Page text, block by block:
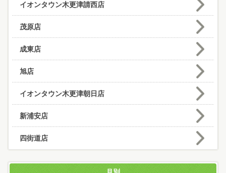
イオンタウン木更津請西店
茂原店
成東店
旭店
イオンタウン木更津朝日店
新浦安店
四街道店